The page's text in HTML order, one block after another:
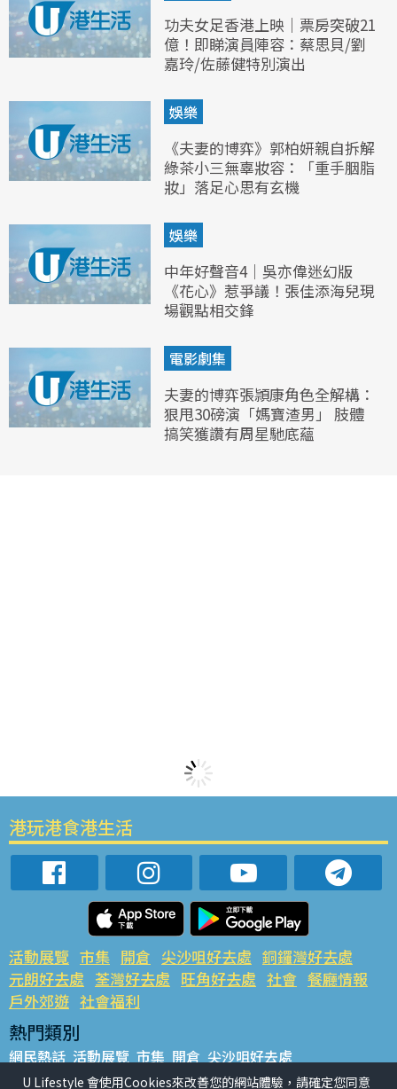
功夫女足香港上映｜票房突破21
億！即睇演員陣容：蔡思貝/劉
嘉玲/佐藤健特別演出
娛樂
《夫妻的博弈》郭柏妍親自拆解
綠茶小三無辜妝容：「重手胭脂
妝」落足心思有玄機
娛樂
中年好聲音4｜吳亦偉迷幻版
《花心》惹爭議！張佳添海兒現
場觀點相交鋒
電影劇集
夫妻的博弈張頴康角色全解構：
狠甩30磅演「媽寶渣男」 肢體
搞笑獲讚有周星馳底蘊
港玩港食港生活
活動展覽 市集 開倉 尖沙咀好去處 銅鑼灣好去處
元朗好去處 荃灣好去處 旺角好去處 社會 餐廳情報
戶外郊遊 社會福利
熱門類別
網民熱話 活動展覽 市集 開倉 尖沙咀好去處
銅鑼灣好去處 元朗好去處 荃灣好去處 旺角好去處 社會
U Lifestyle 會使用Cookies來改善您的網站體驗，請確定您同意